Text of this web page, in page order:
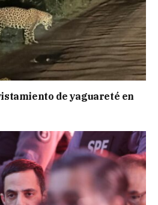
de yaguareté en